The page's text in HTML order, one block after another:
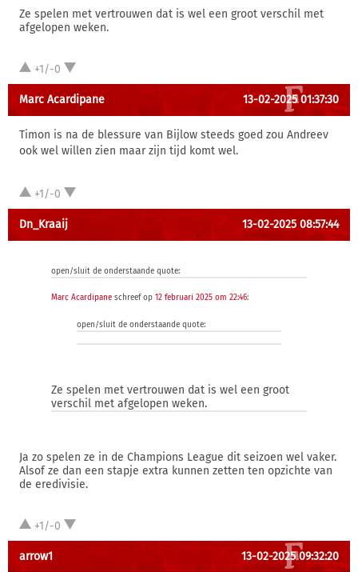
Ze spelen met vertrouwen dat is wel een groot verschil met
afgelopen weken.
+1/-0
Marc Acardipane 13-02-2025 01:37:30
Timon is na de blessure van Bijlow steeds goed zou Andreev
ook wel willen zien maar zijn tijd komt wel.
+1/-0
Dn_Kraaij 13-02-2025 08:57:44
open/sluit de onderstaande quote:
Marc Acardipane schreef op 12 februari 2025 om 22:46:
open/sluit de onderstaande quote:
Ze spelen met vertrouwen dat is wel een groot
verschil met afgelopen weken.
Ja zo spelen ze in de Champions League dit seizoen wel vaker.
Alsof ze dan een stapje extra kunnen zetten ten opzichte van
de eredivisie.
+1/-0
arrow1 13-02-2025 09:32:20